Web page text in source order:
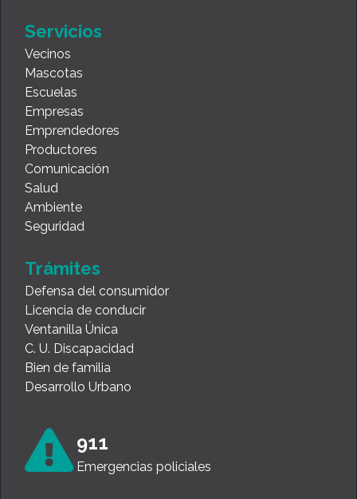
Servicios
Vecinos
Mascotas
Escuelas
Empresas
Emprendedores
Productores
Comunicación
Salud
Ambiente
Seguridad
Trámites
Defensa del consumidor
Licencia de conducir
Ventanilla Única
C. U. Discapacidad
Bien de familia
Desarrollo Urbano
911
Emergencias policiales